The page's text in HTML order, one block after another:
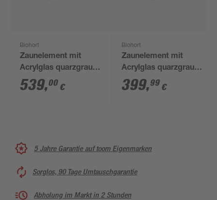
Biohort
Zaunelement mit
Acrylglas quarzgrau-
metallic 150 x 180 cm
539,00 €
Biohort
Zaunelement mit
Acrylglas quarzgrau-
metallic 150 x 135 cm
399,99 €
5 Jahre Garantie auf toom Eigenmarken
Sorglos, 90 Tage Umtauschgarantie
Abholung im Markt in 2 Stunden